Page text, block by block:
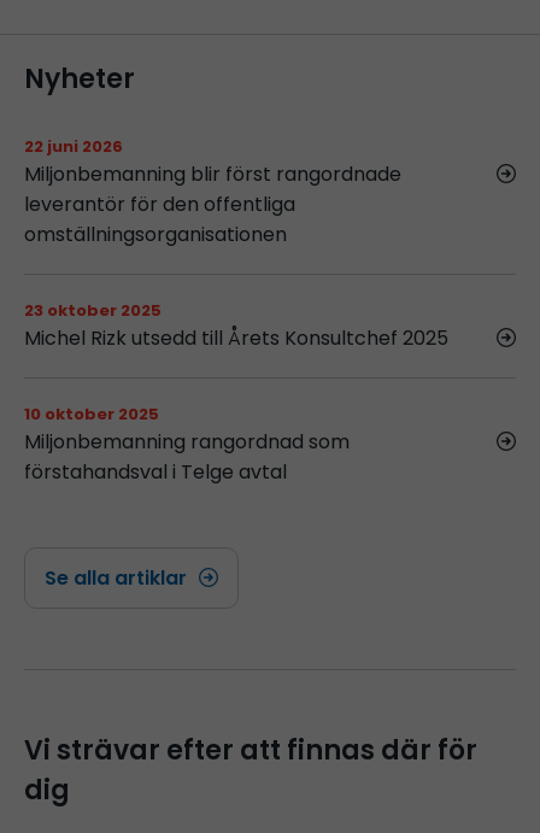
Nyheter
22 juni 2026
Miljonbemanning blir först rangordnade
leverantör för den offentliga
omställningsorganisationen
23 oktober 2025
Michel Rizk utsedd till Årets Konsultchef 2025
10 oktober 2025
Miljonbemanning rangordnad som
förstahandsval i Telge avtal
Se alla artiklar
Vi strävar efter att finnas där för
dig